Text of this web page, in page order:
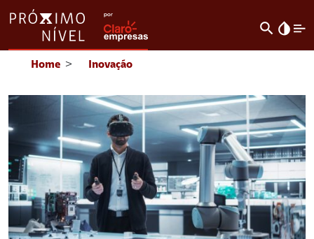
search invert_colors
Home > Inovação